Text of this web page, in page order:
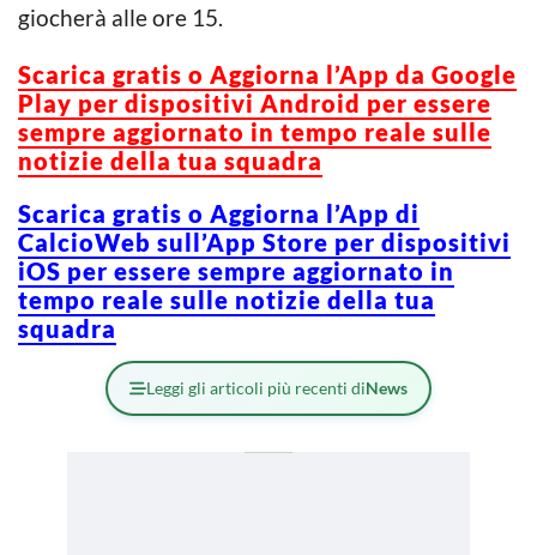
giocherà alle ore 15.
Scarica gratis o Aggiorna l’App da Google
Play per dispositivi Android per essere
sempre aggiornato in tempo reale sulle
notizie della tua squadra
Scarica gratis o Aggiorna l’App di
CalcioWeb sull’App Store per dispositivi
iOS per essere sempre aggiornato in
tempo reale sulle notizie della tua
squadra
Leggi gli articoli più recenti diNews